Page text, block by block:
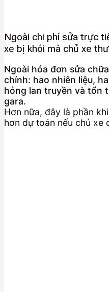
Ngoài chi phí sửa trực
xe bị khói mà chủ xe
Ngoài hóa đơn sửa
chính: hao nhiên liệu,
hỏng lan truyền và tổn
gara.
Hơn nữa, đây là phần
hơn dự toán nếu chủ xe